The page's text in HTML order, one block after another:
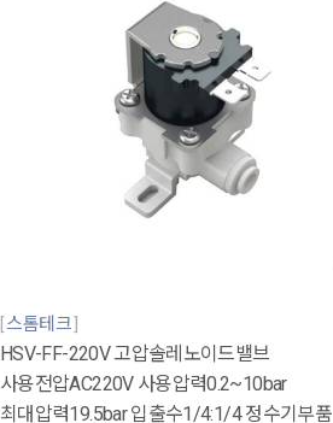
스톰테크
HSV-FF-220V 고압솔레노이드밸브
사용전압AC220V 사용압력0.2~10bar
최대압력19.5bar 입출수1/4:1/4 정수기부품